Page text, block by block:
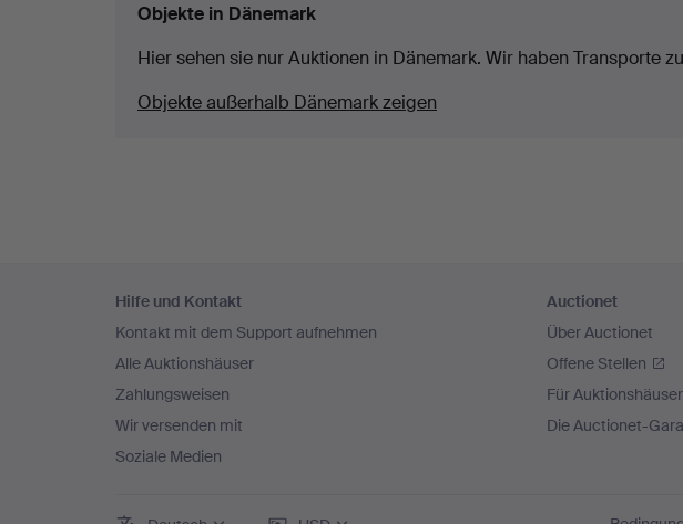
Objekte in Dänemark
Hier sehen sie nur Auktionen in Dänemark. Wir haben Transporte
Objekte außerhalb Dänemark zeigen
Navigation
Hilfe und Kontakt
Kontakt mit dem Support aufnehmen
Alle Auktionshäuser
Zahlungsweisen
Wir versenden mit
Soziale Medien
Auctionet
Über Auctionet
Offene Stellen
Für Auktionshäuser
Die Auctionet-